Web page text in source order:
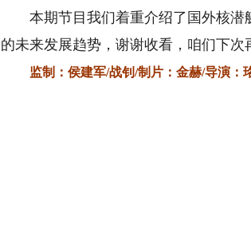
本期节目我们着重介绍了国外核潜
的未来发展趋势，谢谢收看，咱们下次
监制：侯建军/战钊/制片：金赫/导演：